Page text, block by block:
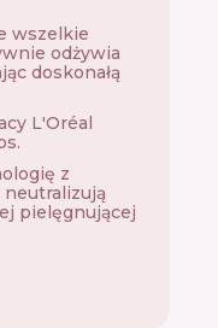
wszelkie
odżywia
doskonałą
L'Oréal
z
pielęgnującej